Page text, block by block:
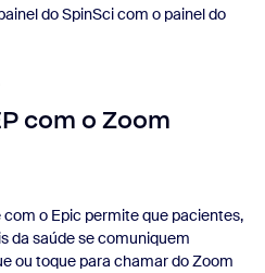
do SpinSci com o painel do
com o Zoom
o Epic permite que pacientes,
da saúde se comuniquem
ou toque para chamar do Zoom